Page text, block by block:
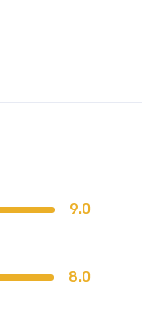
9.0
8.0